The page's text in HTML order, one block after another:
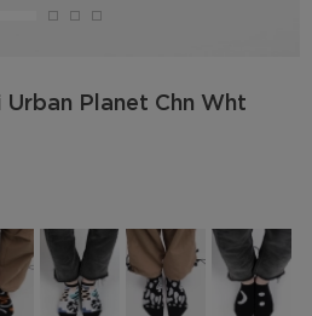
Urban Planet Chn Wht